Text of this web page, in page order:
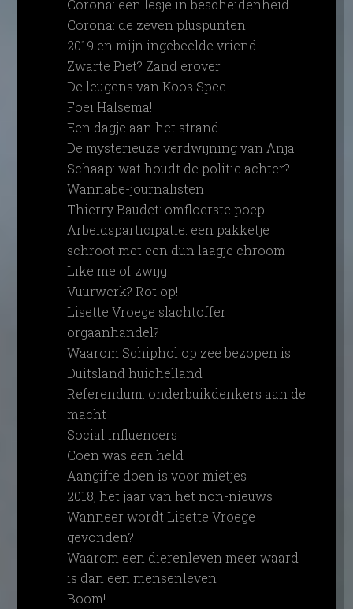
Corona: een lesje in bescheidenheid
Corona: de zeven pluspunten
2019 en mijn ingebeelde vriend
Zwarte Piet? Zand erover
De leugens van Koos Spee
Foei Halsema!
Een dagje aan het strand
De mysterieuze verdwijning van Anja
Schaap: wat houdt de politie achter?
Wannabe-journalisten
Thierry Baudet: omfloerste poep
Arbeidsparticipatie: een pakketje
schroot met een dun laagje chroom
Like me of zwijg
Vuurwerk? Rot op!
Lisette Vroege slachtoffer
orgaanhandel?
Waarom Schiphol op zee bezopen is
Duitsland huichelland
Referendum: onderbuikdenkers aan de
macht
Social influencers
Coen was een held
Aangifte doen is voor mietjes
2018, het jaar van het non-nieuws
Wanneer wordt Lisette Vroege
gevonden?
Waarom een dierenleven meer waard
is dan een mensenleven
Boom!